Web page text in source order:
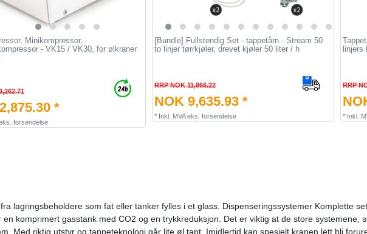
Minikompressor,
- VK15 / VK30, for ølkraner
*
forsendelse
[Bundle] Fullstendig Set - tappetårn - Stream 50
to linjer tørrkjøler, drevet kjøler 50 liter / h
RRP NOK 11,866.22
NOK 9,635.93 *
* Inkl. MVAeks. forsendelse
RRP
* Inkl.
lagringsbeholdere som fat eller tanker fylles i et glass. Dispenseringssystemer Komplette
komprimert gasstank med CO2 og en trykkreduksjon. Det er viktig at de store systemene,
Med riktig utstyr og tappeteknologi går lite øl tapt. Imidlertid kan spesielt kranen lett bli